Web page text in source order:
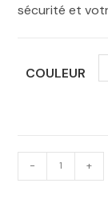
sécurité et
COULEUR
- +